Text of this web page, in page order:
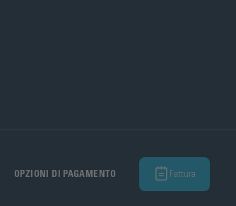
OPZIONI DI PAGAMENTO Fattura